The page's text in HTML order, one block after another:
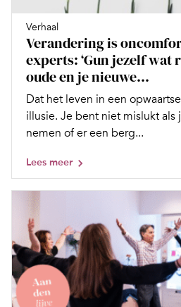
Verhaal
Verandering is
experts: ‘Gun jezelf wat
oude en je nieuwe...
Dat het leven in een
illusie. Je bent niet mislukt als
nemen of er een berg...
Lees meer